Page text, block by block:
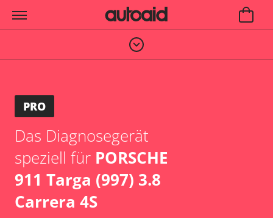
PRO
Das Diagnosegerät
speziell für PORSCHE
911 Targa (997) 3.8
Carrera 4S